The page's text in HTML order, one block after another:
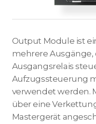
Output Module ist
mehrere Ausgänge,
Ausgangsrelais
Aufzugssteuerung
verwendet werden.
über eine
Mastergerät